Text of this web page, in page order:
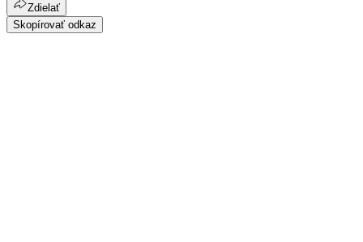
Zdielať
Skopírovať odkaz